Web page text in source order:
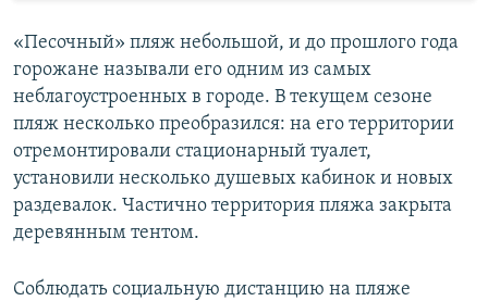
«Песочный» пляж небольшой, и до прошлого года
горожане называли его одним из самых
неблагоустроенных в городе. В текущем сезоне
пляж несколько преобразился: на его территории
отремонтировали стационарный туалет,
установили несколько душевых кабинок и новых
раздевалок. Частично территория пляжа закрыта
деревянным тентом.
Соблюдать социальную дистанцию на пляже